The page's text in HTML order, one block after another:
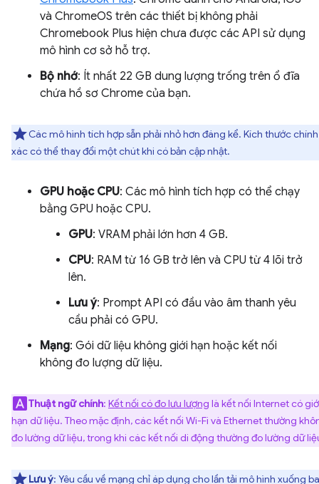
và ChromeOS trên các thiết bị không phải
Chromebook Plus hiện chưa được các API sử dụng
mô hình cơ sở hỗ trợ.
Bộ nhớ: Ít nhất 22 GB dung lượng trống trên ổ đĩa
chứa hồ sơ Chrome của bạn.
Các mô hình tích hợp sẵn phải nhỏ hơn đáng kể. Kích thước chính
xác có thể thay đổi một chút khi có bản cập nhật.
GPU hoặc CPU: Các mô hình tích hợp có thể chạy
bằng GPU hoặc CPU.
GPU: VRAM phải lớn hơn 4 GB.
CPU: RAM từ 16 GB trở lên và CPU từ 4 lõi trở
lên.
Lưu ý: Prompt API có đầu vào âm thanh yêu
cầu phải có GPU.
Mạng: Gói dữ liệu không giới hạn hoặc kết nối
không đo lượng dữ liệu.
Thuật ngữ chính: Kết nối có đo lưu lượng là kết nối Internet có
hạn dữ liệu. Theo mặc định, các kết nối Wi-Fi và Ethernet thường
đo lường dữ liệu, trong khi các kết nối di động thường đo lường dữ
Lưu ý: Yêu cầu về mạng chỉ áp dụng cho lần tải mô hình xuống